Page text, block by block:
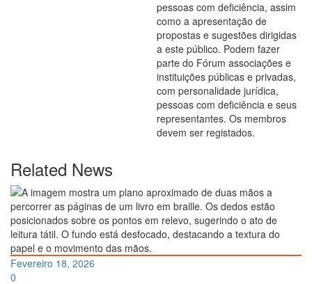
pessoas com deficiência, assim
como a apresentação de
propostas e sugestões dirigidas
a este público. Podem fazer
parte do Fórum associações e
instituições públicas e privadas,
com personalidade jurídica,
pessoas com deficiência e seus
representantes. Os membros
devem ser registados.
Related News
Fevereiro 18, 2026
0